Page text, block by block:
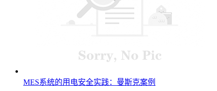
MES系统的用电安全实践：曼斯克案例